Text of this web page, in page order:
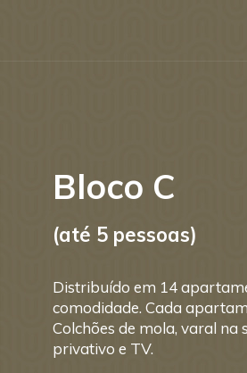
Bloco C
(até 5 pessoas)
Distribuído em 14
comodidade. Cada
Colchões de mola, varal
privativo e TV.